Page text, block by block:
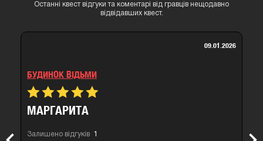
Останні квест відгуки та коментарі від гравців нещодавно
відвідавших квест.
БУДИНОК ВІДЬМИ
МАРГАРИТА
Залишено відгуків 1
09.01.2026